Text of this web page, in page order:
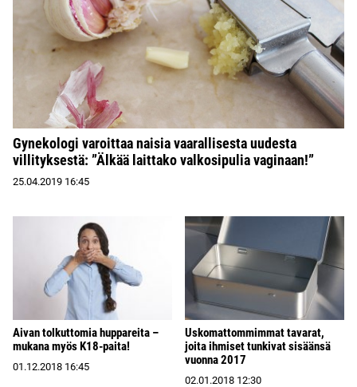
Gynekologi varoittaa naisia vaarallisesta uudesta
villityksestä: ”Älkää laittako valkosipulia vaginaan!”
25.04.2019 16:45
Aivan tolkuttomia huppareita –
mukana myös K18-paita!
01.12.2018 16:45
Uskomattommimmat tavarat,
joita ihmiset tunkivat sisäänsä
vuonna 2017
02.01.2018 12:30